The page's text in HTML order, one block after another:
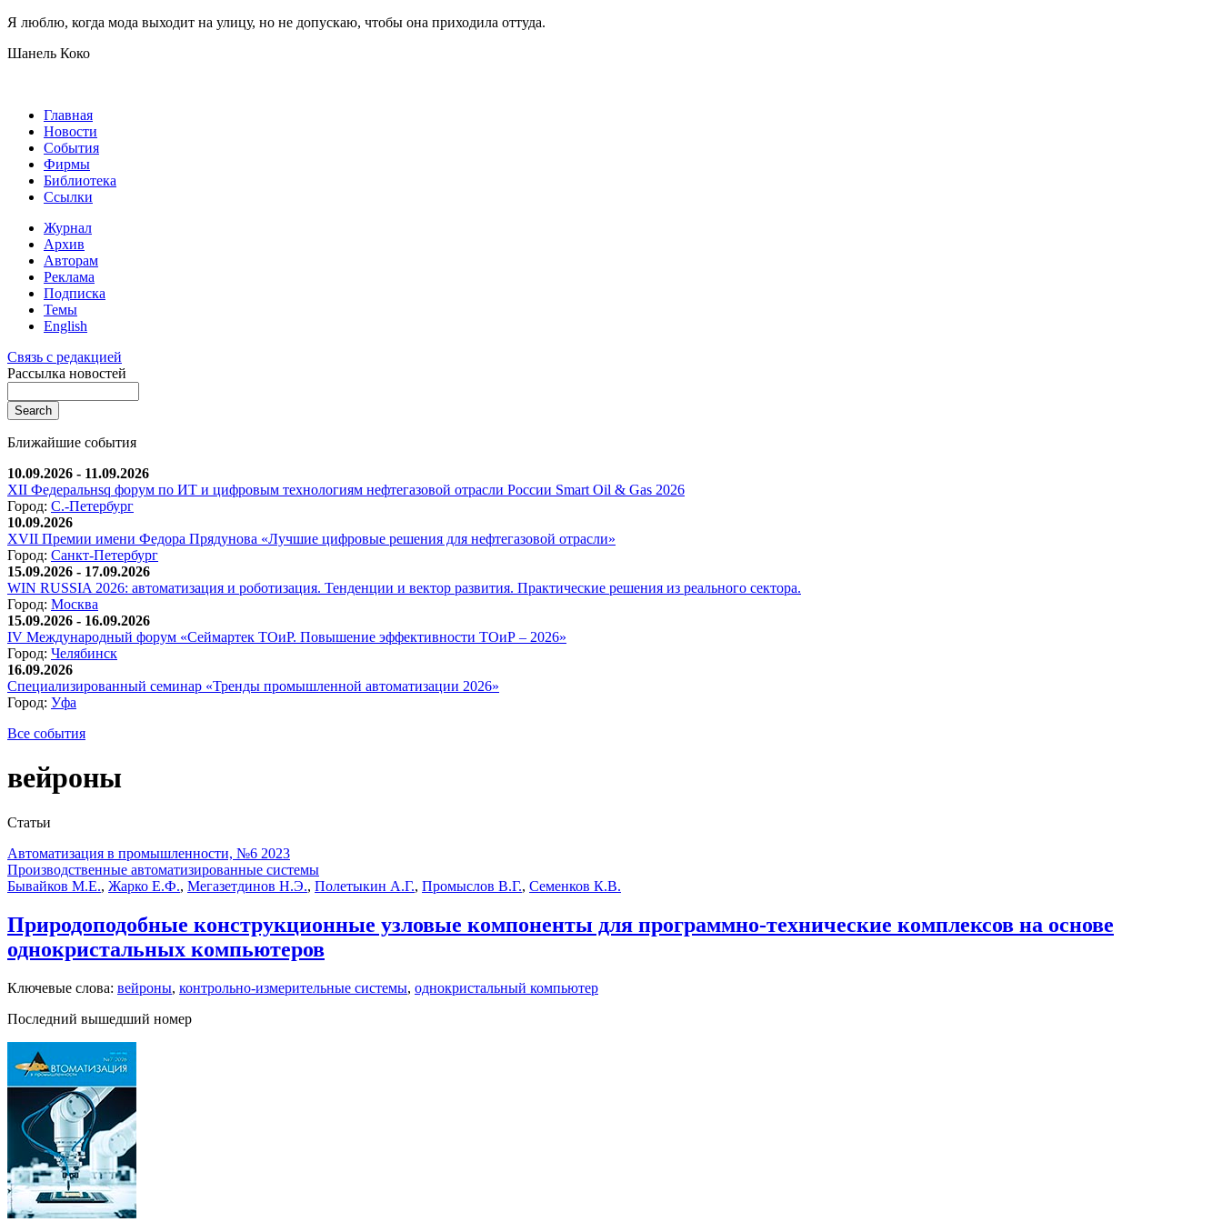
Я люблю, когда мода выходит на улицу, но не допускаю, чтобы она приходила оттуда.
Шанель Коко
Главная
Новости
События
Фирмы
Библиотека
Ссылки
Журнал
Архив
Авторам
Реклама
Подписка
Темы
English
Связь с редакцией
Рассылка новостей
Ближайшие события
10.09.2026 - 11.09.2026
XII Федеральнsq форум по ИТ и цифровым технологиям нефтегазовой отрасли России Smart Oil & Gas 2026
Город: С.-Петербург
10.09.2026
XVII Премии имени Федора Прядунова «Лучшие цифровые решения для нефтегазовой отрасли»
Город: Санкт-Петербург
15.09.2026 - 17.09.2026
WIN RUSSIA 2026: автоматизация и роботизация. Тенденции и вектор развития. Практические решения из реального сектора.
Город: Москва
15.09.2026 - 16.09.2026
IV Международный форум «Сеймартек ТОиР. Повышение эффективности ТОиР – 2026»
Город: Челябинск
16.09.2026
Специализированный семинар «Тренды промышленной автоматизации 2026»
Город: Уфа
Все события
вейроны
Статьи
Автоматизация в промышленности, №6 2023
Производственные автоматизированные системы
Бывайков М.Е., Жарко Е.Ф., Мегазетдинов Н.Э., Полетыкин А.Г., Промыслов В.Г., Семенков К.В.
Природоподобные конструкционные узловые компоненты для программно-технические комплексов на основе
однокристальных компьютеров
Ключевые слова: вейроны, контрольно-измерительные системы, однокристальный компьютер
Последний вышедший номер